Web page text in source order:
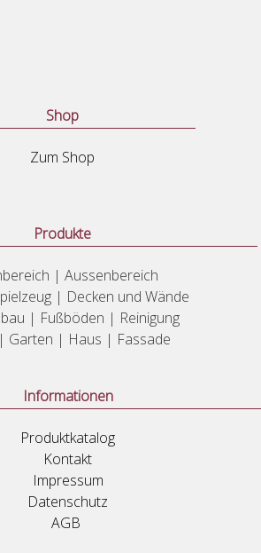
Shop
Zum Shop
Produkte
| Aussenbereich
| Decken und Wände
| Fußböden | Reinigung
Garten | Haus | Fassade
Informationen
Produktkatalog
Kontakt
Impressum
Datenschutz
AGB